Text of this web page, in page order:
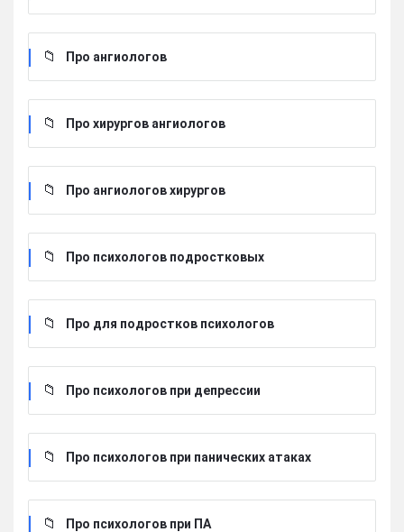
Про ангиологов
Про хирургов ангиологов
Про ангиологов хирургов
Про психологов подростковых
Про для подростков психологов
Про психологов при депрессии
Про психологов при панических атаках
Про психологов при ПА